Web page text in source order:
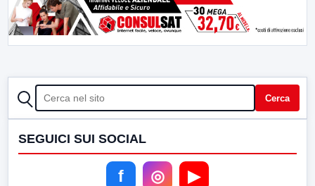
CERCA Cerca
SEGUICI SUI SOCIAL
f ◎ ▶